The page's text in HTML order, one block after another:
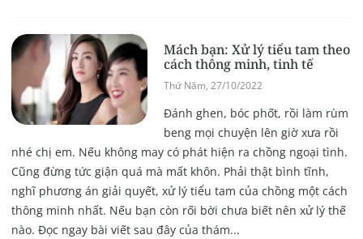
Mách bạn: Xử lý tiểu tam theo
cách thông minh, tinh tế
Thứ Năm, 27/10/2022
Đánh ghen, bóc phốt, rồi làm rùm
beng mọi chuyện lên giờ xưa rồi
nhé chị em. Nếu không may có phát hiện ra chồng ngoại tình.
Cũng đừng tức giận quá mà mất khôn. Phải thật bình tĩnh,
nghĩ phương án giải quyết, xử lý tiểu tam của chồng một cách
thông minh nhất. Nếu bạn còn rối bời chưa biết nên xử lý thế
nào. Đọc ngay bài viết sau đây của thám...